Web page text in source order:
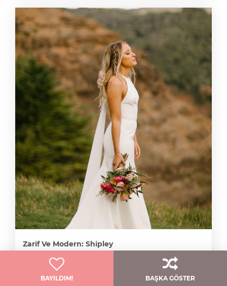
BAYILDIM! BAŞKA GÖSTER
Zarif Ve Modern: Shipley
Jenny Yoo